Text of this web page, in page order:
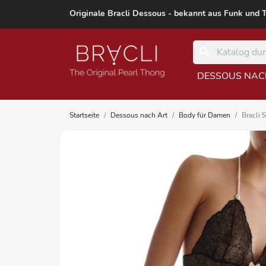
Originale Bracli Dessous - bekannt aus Funk und
DESSOUS
Startseite Dessous nach Art Body für Damen Bracli